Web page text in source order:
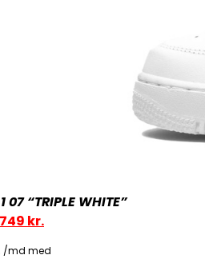
07 “TRIPLE WHITE”
749 kr.